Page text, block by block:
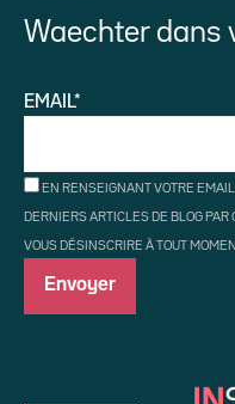
Waechter dans
EMAIL*
EN RENSEIGNANT VOTRE
DERNIERS ARTICLES DE BLOG
VOUS DÉSINSCRIRE À TOUT